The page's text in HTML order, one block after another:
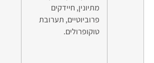
מתיונין, חיידקים
פרוביוטיים, תערובת
טוקופרולים.